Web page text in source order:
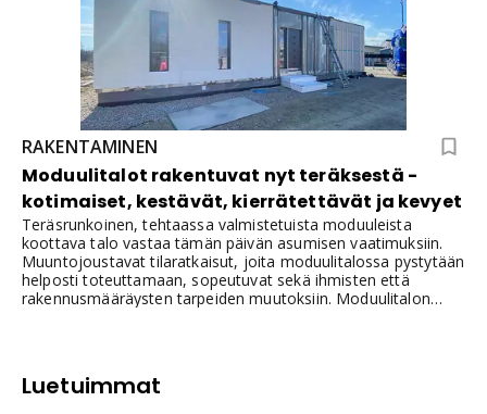
RAKENTAMINEN
Moduulitalot rakentuvat nyt teräksestä -
kotimaiset, kestävät, kierrätettävät ja kevyet
Teräsrunkoinen, tehtaassa valmistetuista moduuleista
koottava talo vastaa tämän päivän asumisen vaatimuksiin.
Muuntojoustavat tilaratkaisut, joita moduulitalossa pystytään
helposti toteuttamaan, sopeutuvat sekä ihmisten että
rakennusmääräysten tarpeiden muutoksiin. Moduulitalon
ratkaisu, esimerkiksi vierastaloksi.
Luetuimmat